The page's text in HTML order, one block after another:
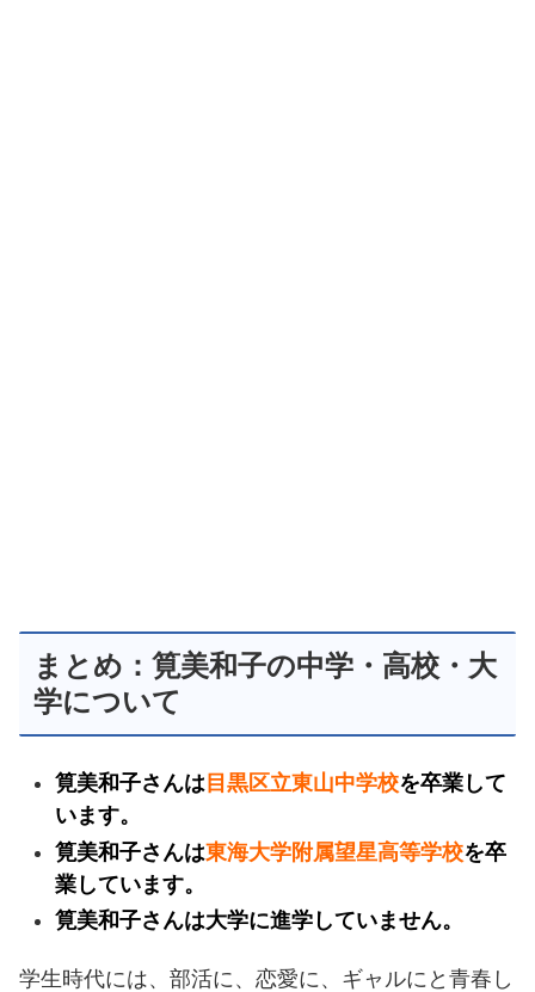
まとめ：筧美和子の中学・高校・大
学について
筧美和子さんは 目黒区立東山中学校を卒業して
います。
筧美和子さんは東海大学附属望星高等学校を卒
業しています。
筧美和子さんは大学に進学していません。
学生時代には、部活に、恋愛に、ギャルにと青春し